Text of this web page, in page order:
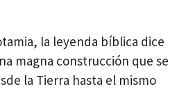
la leyenda bíblica dice
magna construcción que se
la Tierra hasta el mismo